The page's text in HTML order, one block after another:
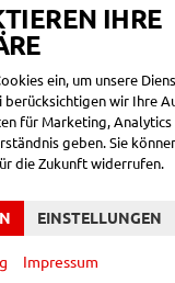
ca. 5-7 Monate Neuwagen
85 kW (116
120,00 g/km
IHRE
ein, um unsere
wir Ihre
für Marketing, Analytics
geben. Sie
die Zukunft widerrufen.
EINSTELLUNGEN
Impressum